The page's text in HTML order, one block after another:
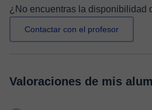
¿No encuentras la disponibilidad
Contactar con el profesor
Valoraciones de mis